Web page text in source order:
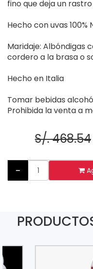
fino que deja un
Hecho con uvas 100%
Maridaje: Albóndigas
cordero a la brasa o
Hecho en Italia
Tomar bebidas
Prohibida la venta a
S/. 468.54
-